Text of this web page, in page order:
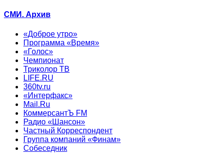
СМИ. Архив
«Доброе утро»
Программа «Время»
«Голос»
Чемпионат
Триколор ТВ
LIFE.RU
360tv.ru
«Интерфакс»
Mail.Ru
КоммерсантЪ FM
Радио «Шансон»
Частный Корреспондент
Группа компаний «Финам»
Собеседник